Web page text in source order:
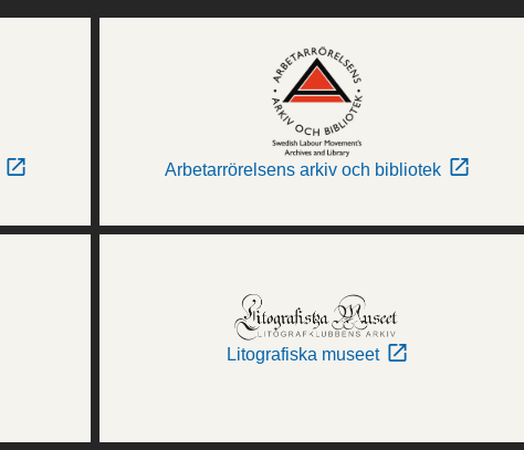
Arbetarrörelsens arkiv och bibliotek
Litografiska museet